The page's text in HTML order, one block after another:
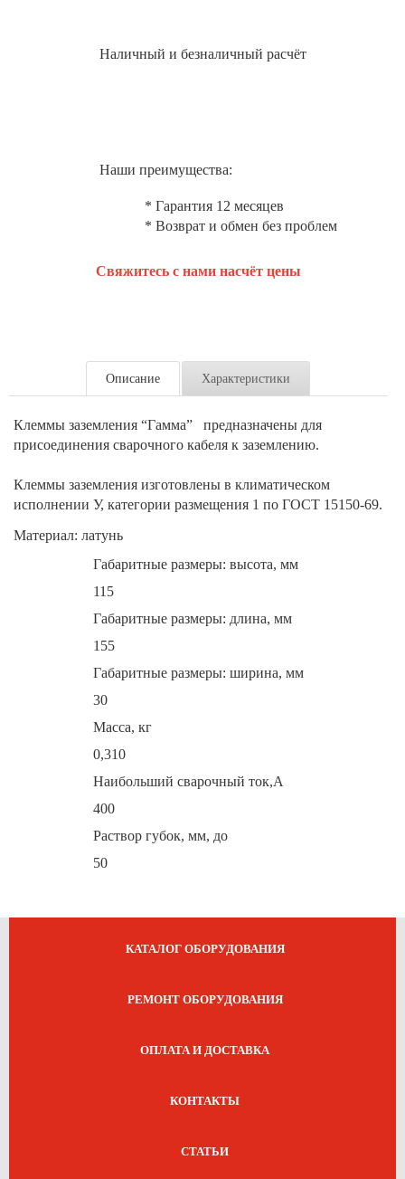
Наличный и безналичный расчёт
Наши преимущества:
* Гарантия 12 месяцев
* Возврат и обмен без проблем
Свяжитесь с нами насчёт цены
Описание Характеристики
Клеммы заземления “Гамма” предназначены для
присоединения сварочного кабеля к заземлению.
Клеммы заземления изготовлены в климатическом
исполнении У, категории размещения 1 по ГОСТ 15150-69.
Материал: латунь
Габаритные размеры: высота, мм
115
Габаритные размеры: длина, мм
155
Габаритные размеры: ширина, мм
30
Масса, кг
0,310
Наибольший сварочный ток,А
400
Раствор губок, мм, до
50
КАТАЛОГ ОБОРУДОВАНИЯ
РЕМОНТ ОБОРУДОВАНИЯ
ОПЛАТА И ДОСТАВКА
КОНТАКТЫ
СТАТЬИ